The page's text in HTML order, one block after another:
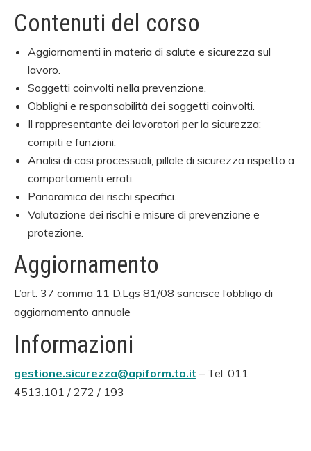
Contenuti del corso
Aggiornamenti in materia di salute e sicurezza sul
lavoro.
Soggetti coinvolti nella prevenzione.
Obblighi e responsabilità dei soggetti coinvolti.
Il rappresentante dei lavoratori per la sicurezza:
compiti e funzioni.
Analisi di casi processuali, pillole di sicurezza rispetto a
comportamenti errati.
Panoramica dei rischi specifici.
Valutazione dei rischi e misure di prevenzione e
protezione.
Aggiornamento
L’art. 37 comma 11 D.Lgs 81/08 sancisce l’obbligo di
aggiornamento annuale
Informazioni
gestione.sicurezza@apiform.to.it – Tel. 011
4513.101 / 272 / 193